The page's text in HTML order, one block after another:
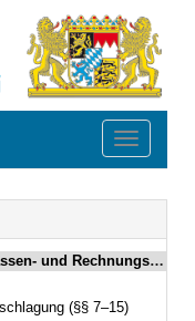
Toggle
– KommHV-Kameralistik) Vom 3. Dezember 1976 (BayRS Nr. II S. 443) BayRS 2023-1-I (§§ 1–89)
(§§ 7–15)